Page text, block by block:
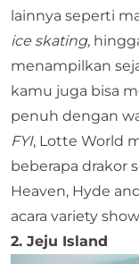
lainnya seperti
ice skating,
menampilkan
kamu juga bisa
penuh dengan
FYI, Lotte World
beberapa drakor
Heaven, Hyde
acara variety
2. Jeju Island